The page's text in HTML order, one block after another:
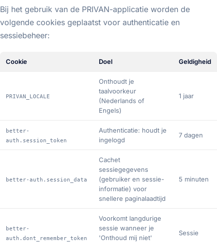
Bij het gebruik van de PRIVAN-applicatie worden de
volgende cookies geplaatst voor authenticatie en
sessiebeheer:
Cookie Doel Geldigheid
PRIVAN_LOCALE
Onthoudt je
taalvoorkeur
(Nederlands of
Engels)
1 jaar
better-
auth.session_token
Authenticatie: houdt je
ingelogd
7 dagen
better-auth.session_data
Cachet
sessiegegevens
(gebruiker en sessie-
informatie) voor
snellere paginalaadtijd
5 minuten
better-
auth.dont_remember_token
Voorkomt langdurige
sessie wanneer je
'Onthoud mij niet'
Sessie